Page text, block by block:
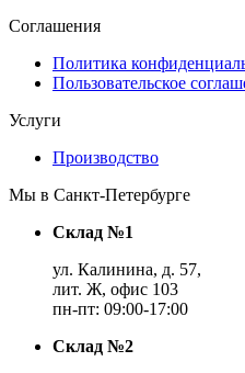
Соглашения
Политика
Пользовательское
Услуги
Производство
Мы в Санкт-Петербурге
Склад №1
ул. Калинина, д. 57,
лит. Ж, офис 103
пн-пт: 09:00-17:00
Склад №2